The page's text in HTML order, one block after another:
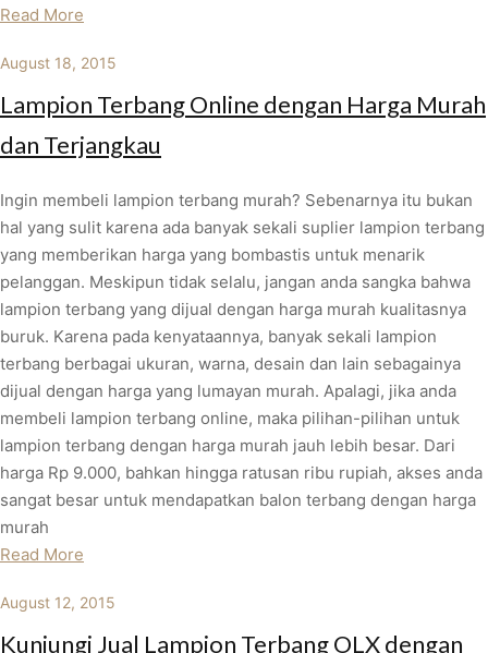
Read More
August 18, 2015
Lampion Terbang Online dengan Harga Murah
dan Terjangkau
Ingin membeli lampion terbang murah? Sebenarnya itu bukan
hal yang sulit karena ada banyak sekali suplier lampion terbang
yang memberikan harga yang bombastis untuk menarik
pelanggan. Meskipun tidak selalu, jangan anda sangka bahwa
lampion terbang yang dijual dengan harga murah kualitasnya
buruk. Karena pada kenyataannya, banyak sekali lampion
terbang berbagai ukuran, warna, desain dan lain sebagainya
dijual dengan harga yang lumayan murah. Apalagi, jika anda
membeli lampion terbang online, maka pilihan-pilihan untuk
lampion terbang dengan harga murah jauh lebih besar. Dari
harga Rp 9.000, bahkan hingga ratusan ribu rupiah, akses anda
sangat besar untuk mendapatkan balon terbang dengan harga
murah
Read More
August 12, 2015
Kunjungi Jual Lampion Terbang OLX dengan